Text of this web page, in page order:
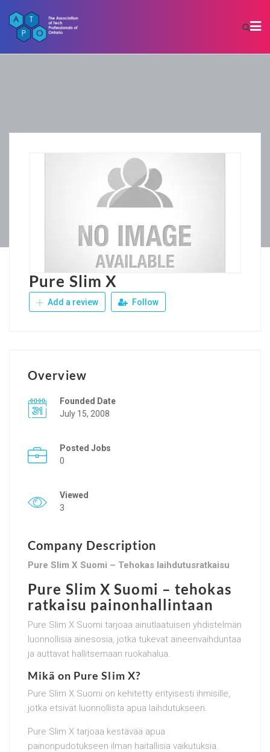
Pure Slim X
Add a review Follow
Overview
Founded Date
July 15, 2008
Posted Jobs
0
Viewed
3
Company Description
Pure Slim X Suomi – Tehokas laihdutusratkaisu
Pure Slim X Suomi – tehokas
ratkaisu painonhallintaan
Pure Slim X Suomi tarjoaa ainutlaatuisen yhdistelmän
luonnollisia ainesosia, jotka tukevat aineenvaihduntaa
ja auttavat hallitsemaan ruokahalua.
Mikä on Pure Slim X?
Pure Slim X Suomi on kehitetty erityisesti ihmisille,
jotka etsivät luonnollista apua laihdutukseen.
Pure Slim X tarjoaa kestävää apua
painonpudotukseen ilman haitallisia vaikutuksia.